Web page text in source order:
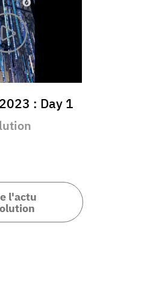
: Day 1
l'actu